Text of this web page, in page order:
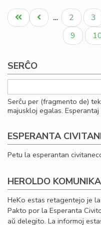
Pagination
Unua
paĝo
Antaŭa
paĝo
… Paĝo
2 3
Paĝo
9
SERĈO
Serĉu per (fragmento de)
majuskloj egalas.
ESPERANTA
Petu la esperantan
HEROLDO
HeKo estas retagentejo je
Pakto por la Esperanta
aŭ delegito. La informoj